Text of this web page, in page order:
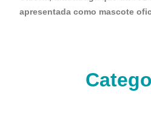
apresentada como mascote